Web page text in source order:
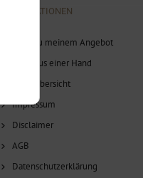
INFORMATIONEN
Infos zu meinem Angebot
Alles aus einer Hand
Blog-Übersicht
Impressum
Disclaimer
AGB
Datenschutzerklärung